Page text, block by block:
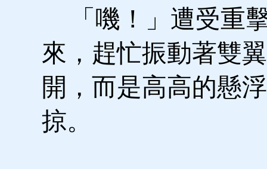
「嘰！」遭受重
來，趕忙振動著雙
開，而是高高的懸
掠。